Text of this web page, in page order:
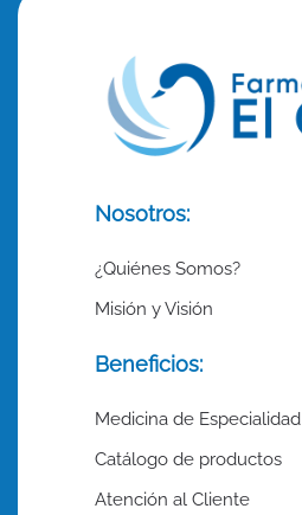
Nosotros:
¿Quiénes Somos?
Misión y Visión
Beneficios:
Medicina de Especialidad
Catálogo de productos
Atención al Cliente